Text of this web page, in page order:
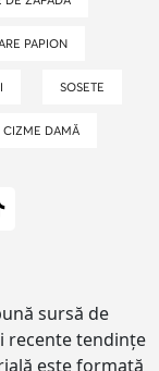
PAPION
SOSETE
CIZME DAMĂ
sursă de
recente tendințe
este formată